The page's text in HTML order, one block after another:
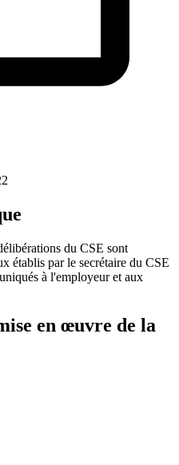
du CSE sont
établis par le secrétaire du CSE
à l'employeur et aux
en œuvre de la